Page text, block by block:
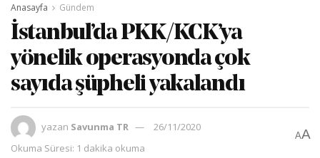
Anasayfa Gündem
İstanbul’da PKK/KCK’ya
yönelik operasyonda çok
sayıda şüpheli yakalandı
yazan Savunma TR
26/11/2020
Okuma Süresi: 1 dakika okuma
AA